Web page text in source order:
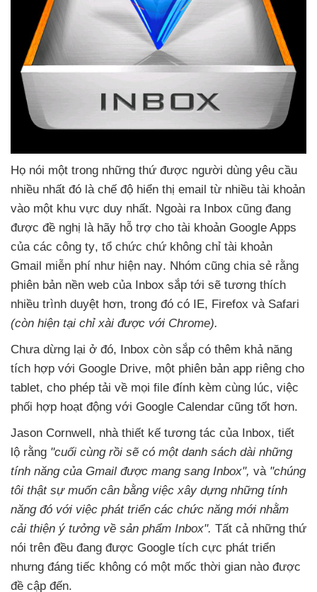
Họ nói một trong những thứ được người dùng yêu cầu
nhiều nhất đó là chế độ hiển thị email từ nhiều tài khoản
vào một khu vực duy nhất. Ngoài ra Inbox cũng đang
được đề nghị là hãy hỗ trợ cho tài khoản Google Apps
của các công ty, tổ chức chứ không chỉ tài khoản
Gmail miễn phí như hiện nay. Nhóm cũng chia sẻ rằng
phiên bản nền web của Inbox sắp tới sẽ tương thích
nhiều trình duyệt hơn, trong đó có IE, Firefox và Safari
(còn hiện tại chỉ xài được với Chrome).
Chưa dừng lại ở đó, Inbox còn sắp có thêm khả năng
tích hợp với Google Drive, một phiên bản app riêng cho
tablet, cho phép tải về mọi file đính kèm cùng lúc, việc
phối hợp hoạt động với Google Calendar cũng tốt hơn.
Jason Cornwell, nhà thiết kế tương tác của Inbox, tiết
lộ rằng "cuối cùng rồi sẽ có một danh sách dài những
tính năng của Gmail được mang sang Inbox", và"chúng
tôi thật sự muốn cân bằng việc xây dựng những tính
năng đó với việc phát triển các chức năng mới nhằm
cải thiện ý tưởng về sản phẩm Inbox". Tất cả những thứ
nói trên đều đang được Google tích cực phát triển
nhưng đáng tiếc không có một mốc thời gian nào được
đề cập đến.